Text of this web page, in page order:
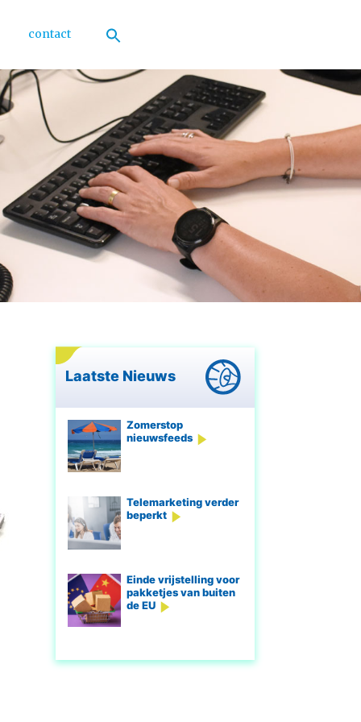
contact
Laatste Nieuws
Zomerstop
nieuwsfeeds
Telemarketing verder
beperkt
Einde vrijstelling voor
pakketjes van buiten
de EU